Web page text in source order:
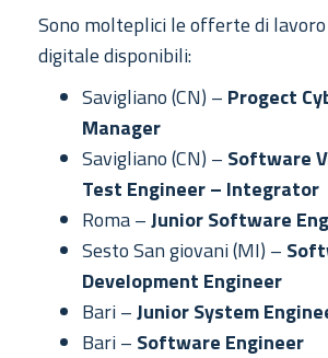
Sono molteplici le offerte di
digitale disponibili:
Savigliano (CN) – Progect
Manager
Savigliano (CN) – Software
Test Engineer – Integrator
Roma –Junior Software
Sesto San giovani (MI) –
Development Engineer
Bari –Junior System
Bari – Software Engineer